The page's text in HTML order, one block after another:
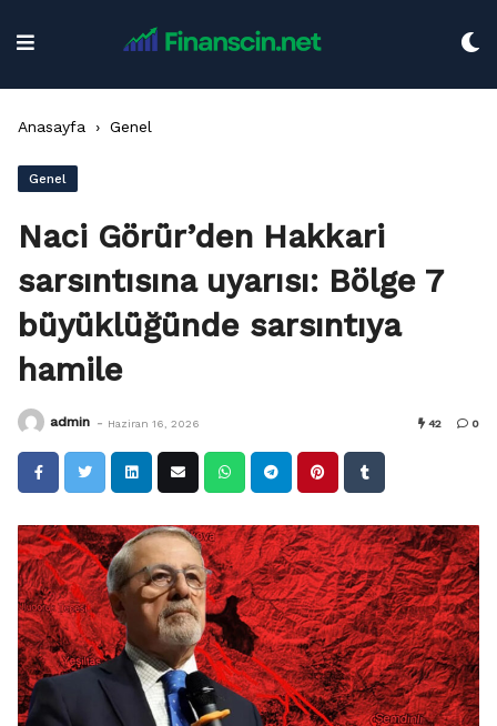
Anasayfa › Genel
Genel
Naci Görür’den Hakkari
sarsıntısına uyarısı: Bölge 7
büyüklüğünde sarsıntıya
hamile
admin - Haziran 16, 2026 42 0